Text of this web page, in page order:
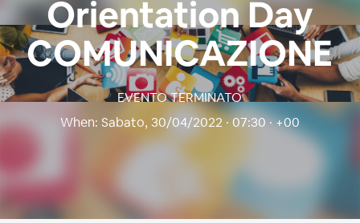
Orientation Day
COMUNICAZIONE
EVENTO TERMINATO
When: Sabato, 30/04/2022 · 07:30 · +00